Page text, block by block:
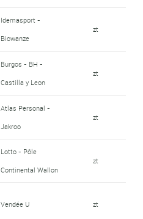
Idemasport -
Biowanze
zt
Burgos - BH -
Castilla y Leon
zt
Atlas Personal -
Jakroo
zt
Lotto - Pôle
Continental Wallon
zt
Vendée U zt